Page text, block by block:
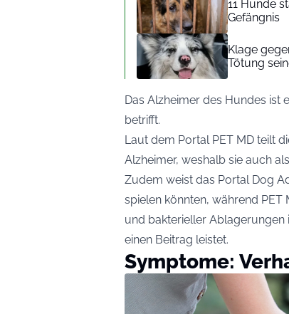
11 Hunde
Gefängnis
Klage
Tötung
Das Alzheimer des Hundes ist
betrifft.
Laut dem Portal PET MD teilt
Alzheimer, weshalb sie auch
Zudem weist das Portal Dog
spielen könnten, während
und bakterieller Ablagerungen
einen Beitrag leistet.
Symptome: